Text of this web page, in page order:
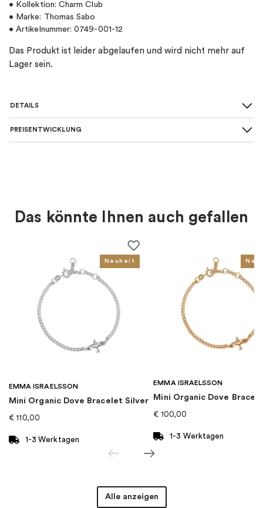
• Kollektion: Charm Club
• Marke: Thomas Sabo
• Artikelnummer: 0749-001-12
Das Produkt ist leider abgelaufen und wird nicht mehr auf
Lager sein.
DETAILS
SKU
Damen, Kinder
: 4051245019797
Kollektion
Marke: Thomas Sabo
PREISENTWICKLUNG
Das könnte Ihnen auch gefallen
Neuheit
EMMA ISRAELSSON
Mini Organic Dove Bracelet Silver
€ 110,00
1-3 Werktagen
EMMA ISRAELSSON
Mini Organic Dove
€ 100,00
1-3 Werktagen
Alle anzeigen